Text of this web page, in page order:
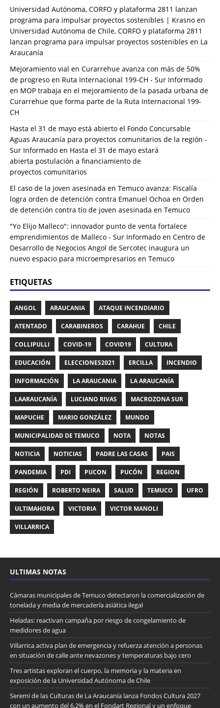
Universidad Autónoma, CORFO y plataforma 2811 lanzan
programa para impulsar proyectos sostenibles | Krasno en
Universidad Autónoma de Chile, CORFO y plataforma 2811
lanzan programa para impulsar proyectos sostenibles en La
Araucanía
Mejoramiento vial en Curarrehue avanza con más de 50%
de progreso en Ruta Internacional 199-CH - Sur Informado
en MOP trabaja en el mejoramiento de la pasada urbana de
Curarrehue que forma parte de la Ruta Internacional 199-
CH
Hasta el 31 de mayo está abierto el Fondo Concursable
Aguas Araucanía para proyectos comunitarios de la región -
Sur Informado en Hasta el 31 de mayo estará
abierta postulación a financiamiento de
proyectos comunitarios
El caso de la joven asesinada en Temuco avanza: Fiscalía
logra orden de detención contra Emanuel Ochoa en Orden
de detención contra tío de joven asesinada en Temuco
"Yo Elijo Malleco": innovador punto de venta fortalece
emprendimientos de Malleco - Sur Informado en Centro de
Desarrollo de Negocios Angol de Sercotec inaugura un
nuevo espacio para microempresarios en Temuco
ETIQUETAS
ANGOL ARAUCANIA ATAQUE INCENDIARIO
ATENTADO CARABINEROS CARAHUE CHILE
COLLIPULLI COVID-19 COVID19 CULTURA
EDUCACIÓN ELECCIONES2021 ERCILLA INCENDIO
INFORMACIÓN LA ARAUCANIA LA ARAUCANÍA
LAARAUCANÍA LUCIANO RIVAS MACROZONA SUR
MAPUCHE MARIO GONZÁLEZ MUNDO
MUNICIPALIDAD DE TEMUCO NOTA NOTAS
NOTICIA NOTICIAS PADRE LAS CASAS PAIS
PANDEMIA PDI PUCON PUCÓN REGION
REGIÓN ROBERTO NEIRA SALUD TEMUCO UFRO
ULTIMAHORA VICTORIA VICTOR MANOLI
VILLARRICA
ULTIMAS NOTAS
Cámaras municipales de Temuco detectaron la comercialización de
tonelada y media de mercadería asiática ilegal
Heladas: reactivan campaña por riesgo de congelamiento de
medidores de agua
Villarrica activa plan de emergencia y refuerza atención a personas
en situación de calle ante nevazones y temperaturas bajo cero
Tres artistas exploran el cuerpo, la memoria y la materia en
exposición de la Universidad Autónoma de Chile
Seremi de las Culturas de La Araucanía lanza Fondos Cultura 2027
con un aumento del 6,2% en el Fondart Regional y un enfoque